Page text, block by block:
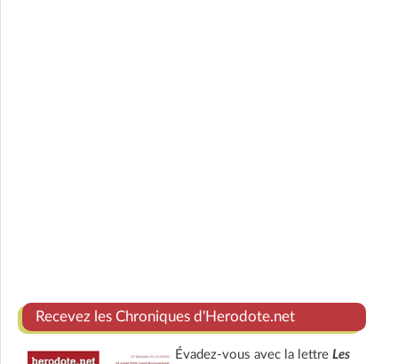
Recevez les Chroniques d'Herodote.net
Évadez-vous avec la lettre Les